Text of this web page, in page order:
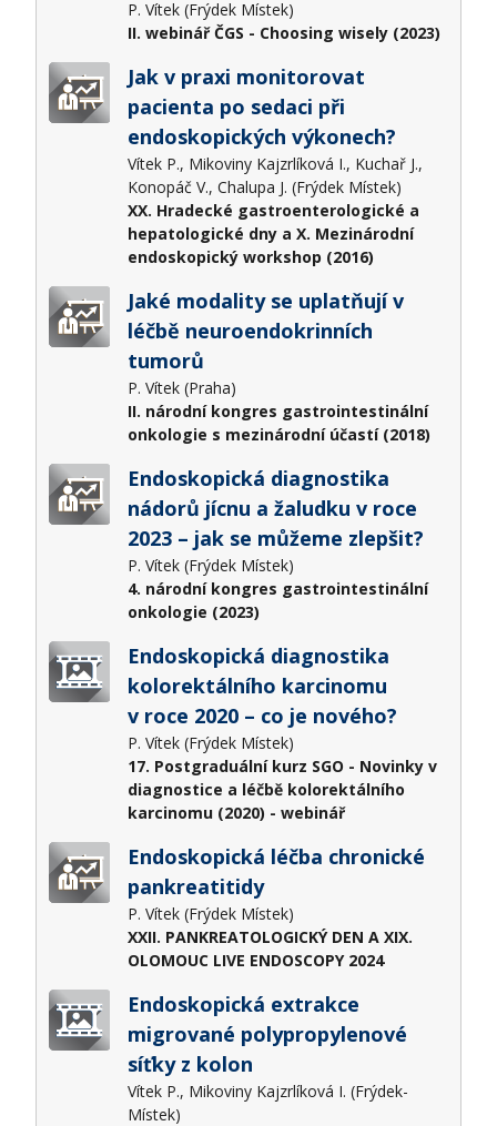
P. Vítek (Frýdek Místek)
II. webinář ČGS - Choosing wisely (2023)
Jak v praxi monitorovat
pacienta po sedaci při
endoskopických výkonech?
Vítek P., Mikoviny Kajzrlíková I., Kuchař J.,
Konopáč V., Chalupa J. (Frýdek Místek)
XX. Hradecké gastroenterologické a
hepatologické dny a X. Mezinárodní
endoskopický workshop (2016)
Jaké modality se uplatňují v
léčbě neuroendokrinních
tumorů
P. Vítek (Praha)
II. národní kongres gastrointestinální
onkologie s mezinárodní účastí (2018)
Endoskopická diagnostika
nádorů jícnu a žaludku v roce
2023 – jak se můžeme zlepšit?
P. Vítek (Frýdek Místek)
4. národní kongres gastrointestinální
onkologie (2023)
Endoskopická diagnostika
kolorektálního karcinomu
v roce 2020 – co je nového?
P. Vítek (Frýdek Místek)
17. Postgraduální kurz SGO - Novinky v
diagnostice a léčbě kolorektálního
karcinomu (2020) - webinář
Endoskopická léčba chronické
pankreatitidy
P. Vítek (Frýdek Místek)
XXII. PANKREATOLOGICKÝ DEN A XIX.
OLOMOUC LIVE ENDOSCOPY 2024
Endoskopická extrakce
migrované polypropylenové
síťky z kolon
Vítek P., Mikoviny Kajzrlíková I. (Frýdek-
Místek)